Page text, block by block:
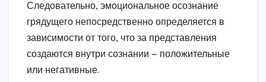
Следовательно, эмоциональное осознание
грядущего непосредственно определяется в
зависимости от того, что за представления
создаются внутри сознании — положительные
или негативные.